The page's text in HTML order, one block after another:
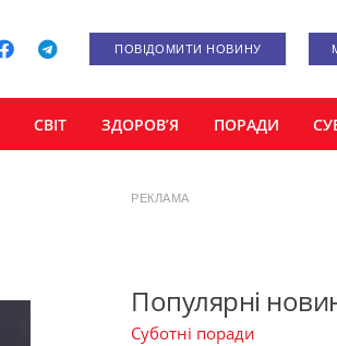
ПОВІДОМИТИ НОВИНУ
СВІТ ЗДОРОВ’Я ПОРАДИ
РЕКЛАМА
Популярні
Суботні поради